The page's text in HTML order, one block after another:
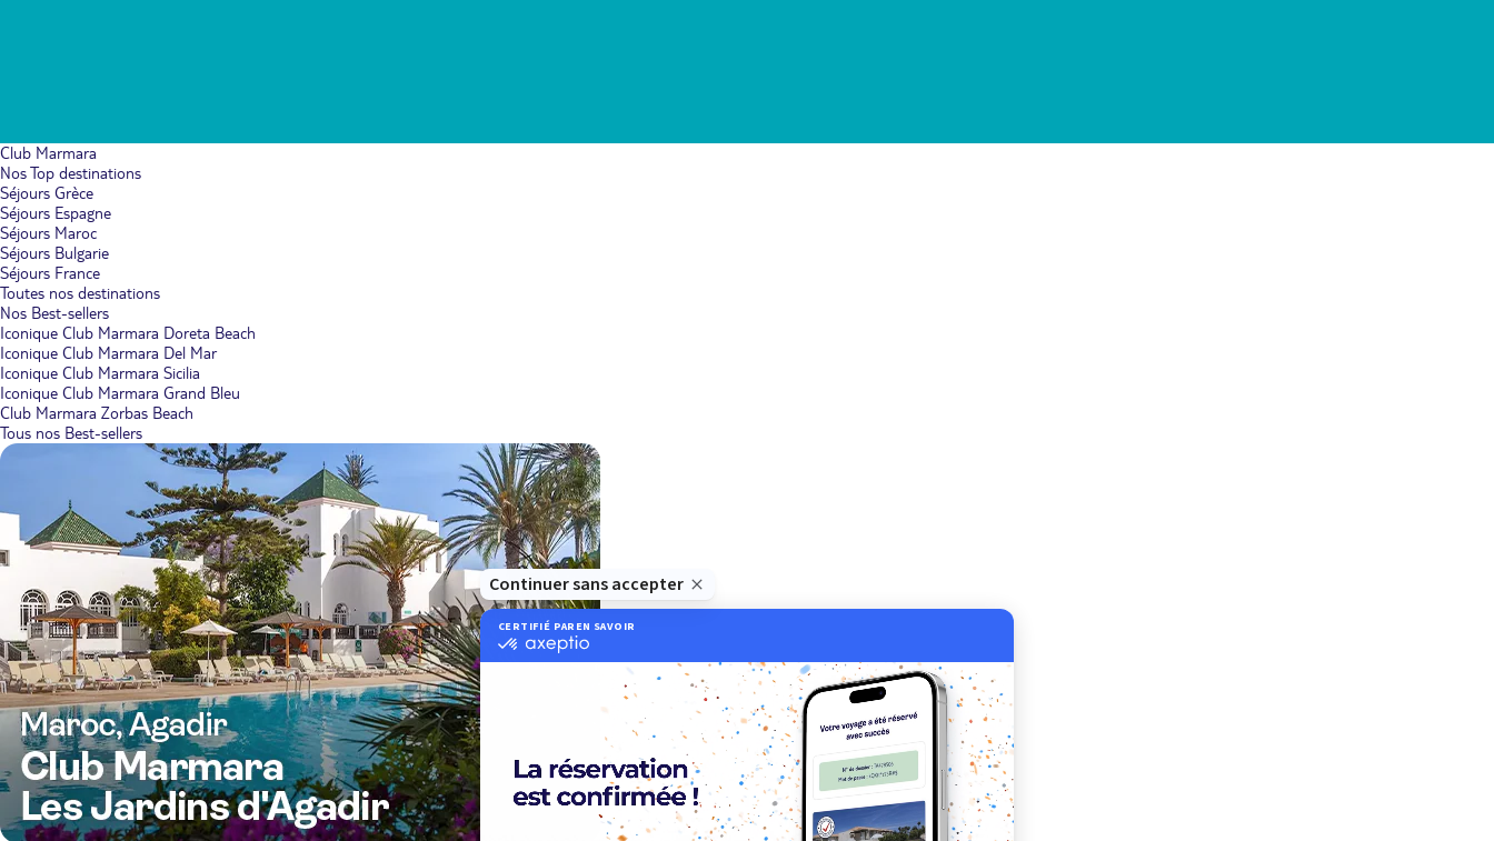
Club Marmara
Nos Top destinations
Séjours Grèce
Séjours Espagne
Séjours Maroc
Séjours Bulgarie
Séjours France
Toutes nos destinations
Nos Best-sellers
Iconique Club Marmara Doreta Beach
Iconique Club Marmara Del Mar
Iconique Club Marmara Sicilia
Iconique Club Marmara Grand Bleu
Club Marmara Zorbas Beach
Tous nos Best-sellers